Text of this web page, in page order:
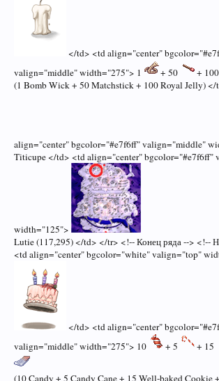
</td> <td align="center"
valign="middle" width="275"> 1
+ 50
+ 100
(1 Bomb Wick + 50 Matchstick + 100 Royal Jelly)
align="center" bgcolor="#e7f6ff" valign="middle"
Titicupe </td> <td align="center" bgcolor="#e7f6ff"
width="125">
Lutie (117,295) </td> </tr> <!-- Конец ряда --> <!--
<td align="center" bgcolor="white" valign="top"
</td> <td align="center"
valign="middle" width="275"> 10
+ 5 + 15
(10 Candy + 5 Candy Cane + 15 Well-baked Cookie